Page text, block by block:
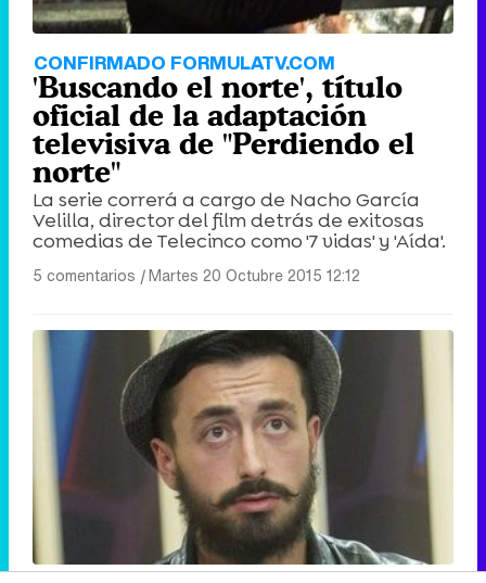
CONFIRMADO FORMULATV.COM
'Buscando el norte', título
oficial de la adaptación
televisiva de "Perdiendo el
norte"
La serie correrá a cargo de Nacho García
Velilla, director del film detrás de exitosas
comedias de Telecinco como '7 vidas' y 'Aída'.
5 comentarios |Martes 20 Octubre 2015 12:12